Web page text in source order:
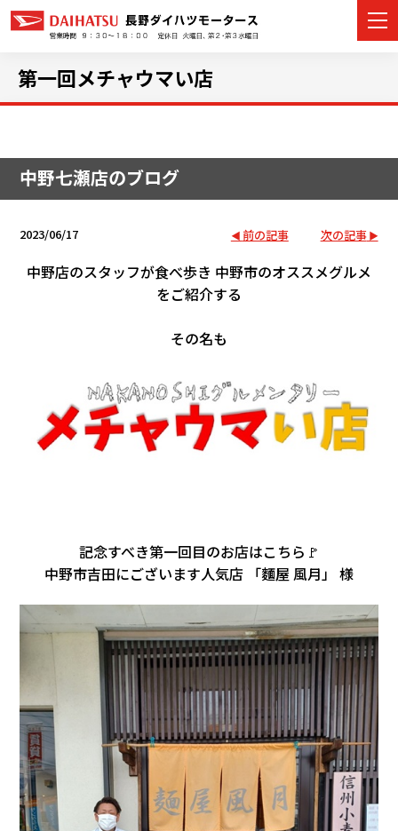
店舗情報
イベント・キャンペーン
会社情報
第一回メチャウマい店
中野七瀬店のブログ
2023/06/17 前の記事 次の記事
中野店のスタッフが食べ歩き 中野市のオススメグルメ
をご紹介する
その名も
記念すべき第一回目のお店はこちら🚩
中野市吉田にございます人気店 「麵屋 風月」 様